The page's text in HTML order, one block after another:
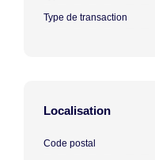
Type de transaction
Localisation
Code postal